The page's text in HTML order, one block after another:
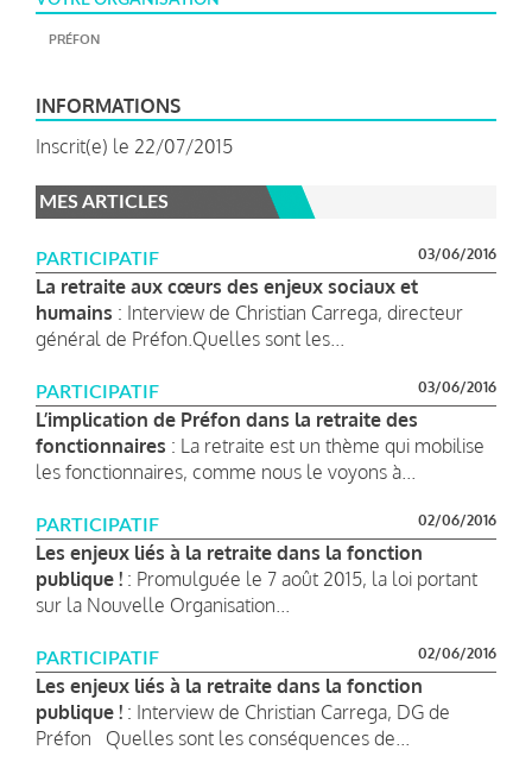
PRÉFON
INFORMATIONS
Inscrit(e) le 22/07/2015
MES ARTICLES
PARTICIPATIF 03/06/2016
La retraite aux cœurs des enjeux sociaux et
humains : Interview de Christian Carrega, directeur
général de Préfon.Quelles sont les...
PARTICIPATIF 03/06/2016
L’implication de Préfon dans la retraite des
fonctionnaires : La retraite est un thème qui mobilise
les fonctionnaires, comme nous le voyons à...
PARTICIPATIF 02/06/2016
Les enjeux liés à la retraite dans la fonction
publique ! : Promulguée le 7 août 2015, la loi portant
sur la Nouvelle Organisation...
PARTICIPATIF 02/06/2016
Les enjeux liés à la retraite dans la fonction
publique ! : Interview de Christian Carrega, DG de
Préfon Quelles sont les conséquences de...